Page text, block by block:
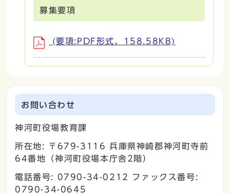
募集要項
(要項:PDF形式、158.58KB)
お問い合わせ
神河町役場教育課
所在地: 〒679-3116 兵庫県神崎郡神河町寺前
64番地（神河町役場本庁舎2階）
電話番号: 0790-34-0212 ファックス番号:
0790-34-0645